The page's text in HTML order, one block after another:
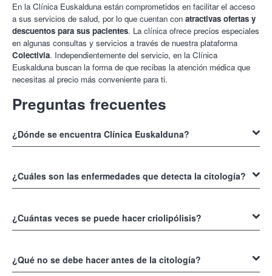
En la Clínica Euskalduna están comprometidos en facilitar el acceso
a sus servicios de salud, por lo que cuentan con atractivas ofertas y
descuentos para sus pacientes. La clínica ofrece precios especiales
en algunas consultas y servicios a través de nuestra plataforma
Colectivia. Independientemente del servicio, en la Clínica
Euskalduna buscan la forma de que recibas la atención médica que
necesitas al precio más conveniente para ti.
Preguntas frecuentes
¿Dónde se encuentra Clínica Euskalduna?
simplemente tienes que observar la dirección que te proporcionamos
en esta misma página. También puedes hacer clic en el mapa para
¿Cuáles son las enfermedades que detecta la citología?
ginecológico que permite detectar la presencia de células anormales
en el cuello uterino que podrían indicar lesiones precancerosas o
preventiva es fundamental para la salud ginecológica de la mujer.
Consulta a los expertos de laClínica Euskalduna.
¿Cuántas veces se puede hacer criolipólisis?
localizada que consiste en aplicar frío controlado sobre las zonas de
acumulación adiposa. Este procedimiento de laClínica Euskalduna
¿Qué no se debe hacer antes de la citología?